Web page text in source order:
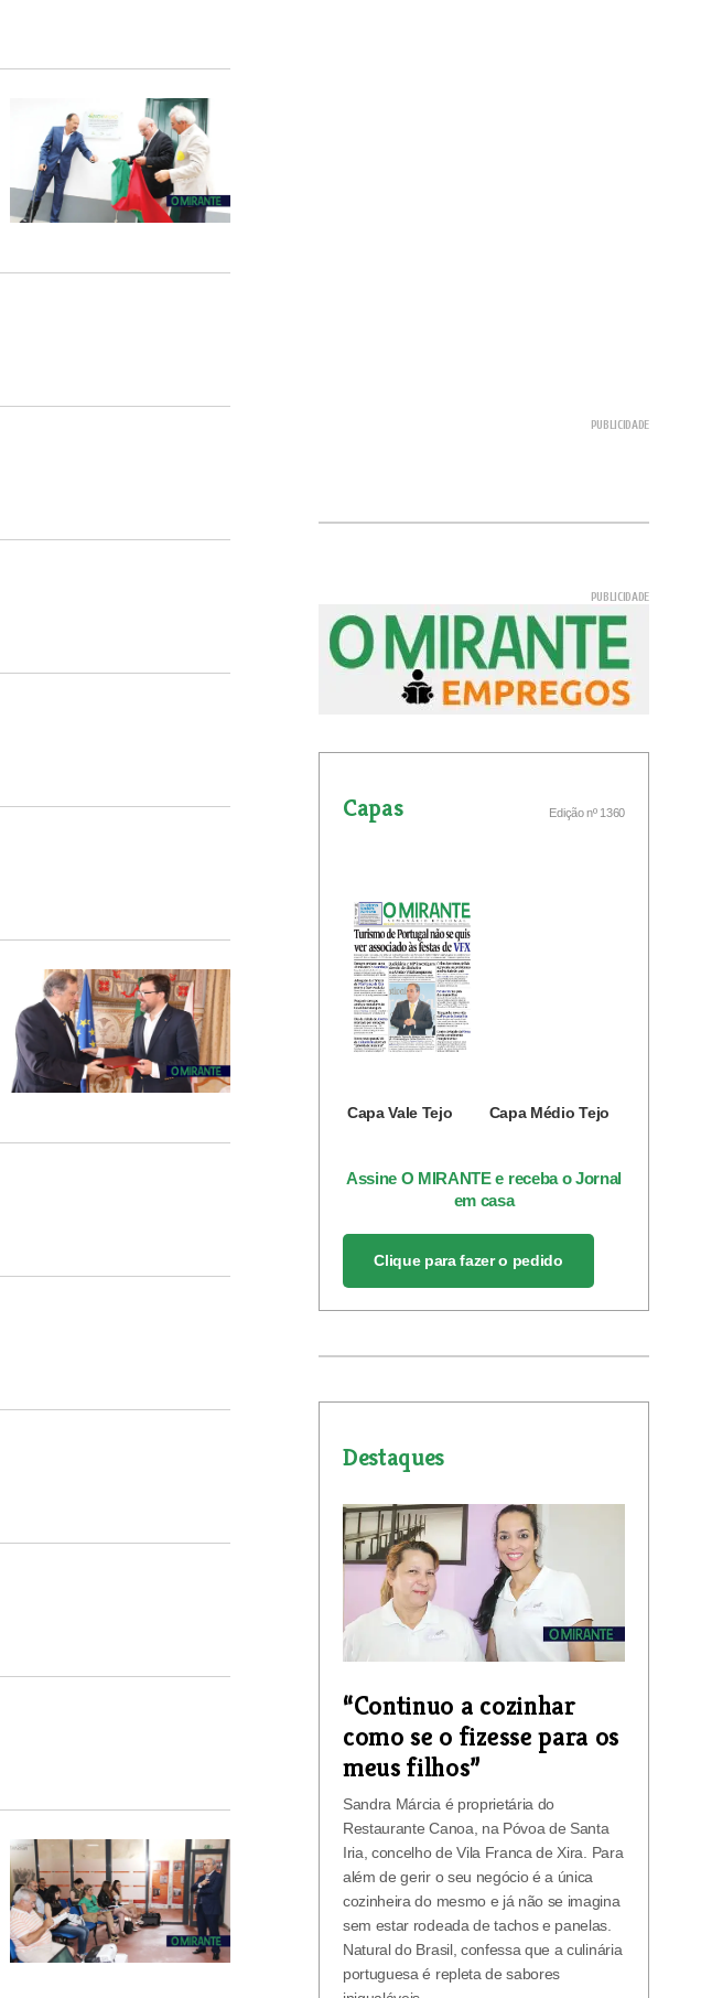
Capas Edição nº 1360
Capa Vale Tejo Capa Médio Tejo
Assine O MIRANTE e receba o Jornal
em casa
Clique para fazer o pedido
Destaques
“Continuo a cozinhar
como se o fizesse para os
meus filhos”
Sandra Márcia é proprietária do
Restaurante Canoa, na Póvoa de Santa
Iria, concelho de Vila Franca de Xira. Para
além de gerir o seu negócio é a única
cozinheira do mesmo e já não se imagina
sem estar rodeada de tachos e panelas.
Natural do Brasil, confessa que a culinária
portuguesa é repleta de sabores